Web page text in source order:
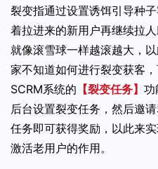
裂变指通过设置诱饵引导种
着拉进来的新用户再继续拉
就像滚雪球一样越滚越大，
家不知道如何进行裂变获客
SCRM系统的 【裂变任务】 功
后台设置裂变任务，然后邀
任务即可获得奖励，以此来
激活老用户的作用。